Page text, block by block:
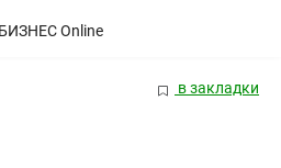
в закладки